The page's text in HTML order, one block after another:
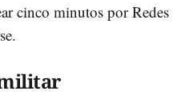
cinco minutos por Redes